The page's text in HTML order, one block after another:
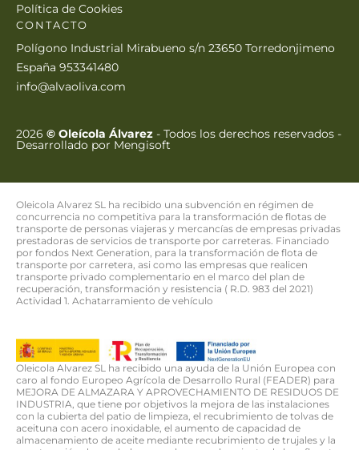
Política de Cookies
CONTACTO
Polígono Industrial Mirabueno s/n 23650 Torredonjimeno
España 953341480
info@alvaoliva.com
2026 © Oleícola Álvarez - Todos los derechos reservados -
Desarrollado por Mengisoft
Oleicola Alvarez SL ha recibido una subvención en régimen de
concurrencia no competitiva para la transformación de flotas de
transporte de personas viajeras y mercancías de empresas privadas
prestadoras de servicios de transporte por carreteras. Financiado
por fondos Next Generation, para la transformación de flota de
transporte por carretera, asi como las empresas que realicen
transporte privado complementario en el marco del plan de
recuperación, transformación y resistencia ( R.D. 983 del 2021)
Actividad 1. Achatarramiento de vehículo
Oleicola Alvarez SL ha recibido una ayuda de la Unión Europea con
caro al fondo Europeo Agrícola de Desarrollo Rural (FEADER) para
MEJORA DE ALMAZARA Y APROVECHAMIENTO DE RESIDUOS DE
INDUSTRIA, que tiene por objetivos la mejora de las instalaciones
con la cubierta del patio de limpieza, el recubrimiento de tolvas de
aceituna con acero inoxidable, el aumento de capacidad de
almacenamiento de aceite mediante recubrimiento de trujales y la